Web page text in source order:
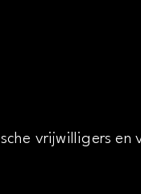
vrijwilligers en